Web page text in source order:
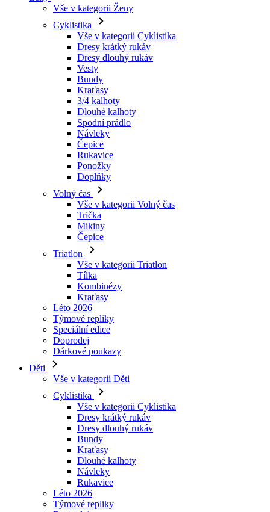
Dresy dlouhý rukáv
Vesty
Bundy
Kraťasy
3/4 kalhoty
Dlouhé kalhoty
Spodní prádlo
Návleky
Čepice
Rukavice
Ponožky
Doplňky
Volný čas
Vše v kategorii Volný čas
Trička
Mikiny
Čepice
Triatlon
Vše v kategorii Triatlon
Tílka
Kombinézy
Kraťasy
Léto 2026
Týmové repliky
Speciální edice
Doprodej
Dárkové poukazy
Děti
Vše v kategorii Děti
Cyklistika
Vše v kategorii Cyklistika
Dresy dlouhý rukáv
Bundy
Kraťasy
Dlouhé kalhoty
Návleky
Rukavice
Léto 2026
Týmové repliky
Doprodej
Speciální edice
Dárkové poukazy
Vlastní design
Příběhy